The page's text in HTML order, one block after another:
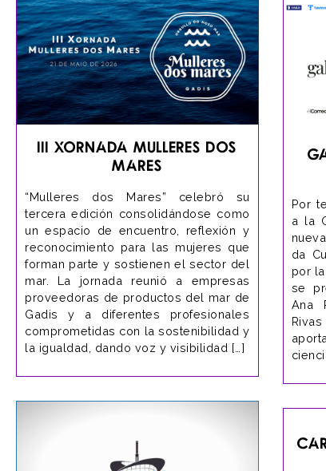
III Xornada Mulleres dos
Mares
“Mulleres dos Mares” celebró su
tercera edición consolidándose como
un espacio de encuentro, reflexión y
reconocimiento para las mujeres que
forman parte y sostienen el sector del
mar. La jornada reunió a empresas
proveedoras de productos del mar de
Gadis y a diferentes profesionales
comprometidas con la sostenibilidad y
la igualdad, dando voz y visibilidad […]
Por
a la
da
por
se
Ana